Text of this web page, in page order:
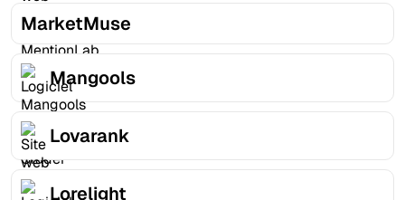
MarketMuse
Mangools
Lovarank
Lorelight